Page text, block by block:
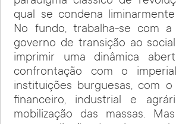
qual se condena
No fundo, trabalha-se com
governo de transição ao
imprimir uma dinâmica
confrontação com o
instituições burguesas, com
financeiro, industrial e
mobilização das massas.